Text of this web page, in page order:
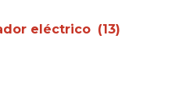
eléctrico (13)